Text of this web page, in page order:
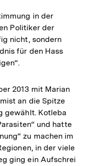
in der
Politiker der
nicht, sondern
für den Hass
2013 mit Marian
an die Spitze
gewählt. Kotleba
und hatte
zu machen im
in der viele
ging ein Aufschrei